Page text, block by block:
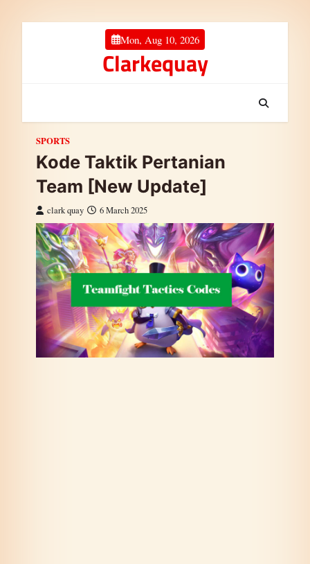
Mon, Aug 10, 2026
Clarkequay
SPORTS
Kode Taktik Pertanian
Team [New Update]
clark quay 6 March 2025